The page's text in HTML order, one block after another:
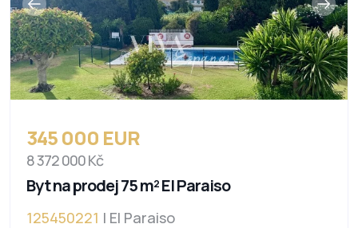
345 000 EUR
8 372 000 Kč
Byt na prodej 75 m² El Paraiso
125450221 | El Paraiso